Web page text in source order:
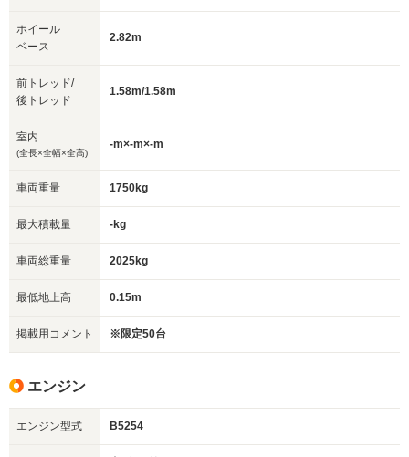
ホイール
ベース
2.82m
前トレッド/
後トレッド
1.58m/1.58m
室内
(全長×全幅×全高)
-m×-m×-m
車両重量 1750kg
最大積載量 -kg
車両総重量 2025kg
最低地上高 0.15m
掲載用コメント ※限定50台
エンジン
エンジン型式 B5254